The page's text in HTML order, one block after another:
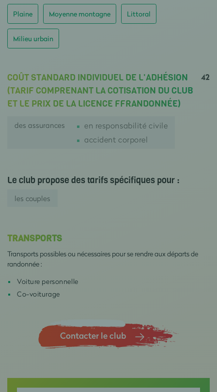
Plaine Moyenne montagne Littoral
Milieu urbain
COÛT STANDARD INDIVIDUEL DE L'ADHÉSION
(TARIF COMPRENANT LA COTISATION DU CLUB
ET LE PRIX DE LA LICENCE FFRANDONNÉE)
42
des assurances
en responsabilité civile
accident corporel
Le club propose des tarifs spécifiques pour :
les couples
TRANSPORTS
Transports possibles ou nécessaires pour se rendre aux départs de
randonnée :
Voiture personnelle
Co-voiturage
Contacter le club